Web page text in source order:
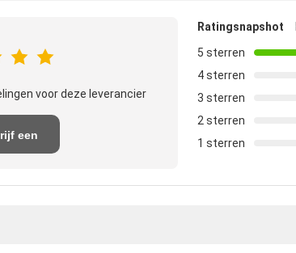
voor deze leverancier
een
Ratingsnapshot
5 sterren
4 sterren
3 sterren
2 sterren
1 sterren